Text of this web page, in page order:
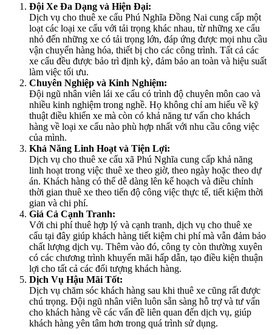
Đội Xe Đa Dạng và Hiện Đại:
Dịch vụ cho thuê xe cẩu Phú Nghĩa Đồng Nai cung cấp một
loạt các loại xe cẩu với tải trọng khác nhau, từ những xe cẩu
nhỏ đến những xe có tải trọng lớn, đáp ứng được mọi nhu cầu
vận chuyển hàng hóa, thiết bị cho các công trình. Tất cả các
xe cẩu đều được bảo trì định kỳ, đảm bảo an toàn và hiệu suất
làm việc tối ưu.
Chuyên Nghiệp và Kinh Nghiệm:
Đội ngũ nhân viên lái xe cẩu có trình độ chuyên môn cao và
nhiều kinh nghiệm trong nghề. Họ không chỉ am hiểu về kỹ
thuật điều khiển xe mà còn có khả năng tư vấn cho khách
hàng về loại xe cẩu nào phù hợp nhất với nhu cầu công việc
của mình.
Khả Năng Linh Hoạt và Tiện Lợi:
Dịch vụ cho thuê xe cẩu xã Phú Nghĩa cung cấp khả năng
linh hoạt trong việc thuê xe theo giờ, theo ngày hoặc theo dự
án. Khách hàng có thể dễ dàng lên kế hoạch và điều chỉnh
thời gian thuê xe theo tiến độ công việc thực tế, tiết kiệm thời
gian và chi phí.
Giá Cả Cạnh Tranh:
Với chi phí thuê hợp lý và cạnh tranh, dịch vụ cho thuê xe
cẩu tại đây giúp khách hàng tiết kiệm chi phí mà vẫn đảm bảo
chất lượng dịch vụ. Thêm vào đó, công ty còn thường xuyên
có các chương trình khuyến mãi hấp dẫn, tạo điều kiện thuận
lợi cho tất cả các đối tượng khách hàng.
Dịch Vụ Hậu Mãi Tốt:
Dịch vụ chăm sóc khách hàng sau khi thuê xe cũng rất được
chú trọng. Đội ngũ nhân viên luôn sẵn sàng hỗ trợ và tư vấn
cho khách hàng về các vấn đề liên quan đến dịch vụ, giúp
khách hàng yên tâm hơn trong quá trình sử dụng.